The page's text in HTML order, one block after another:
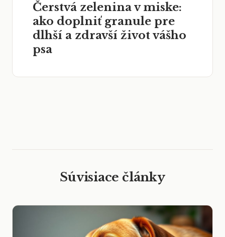
Čerstvá zelenina v miske:
ako doplniť granule pre
dlhší a zdravší život vášho
psa
Súvisiace články